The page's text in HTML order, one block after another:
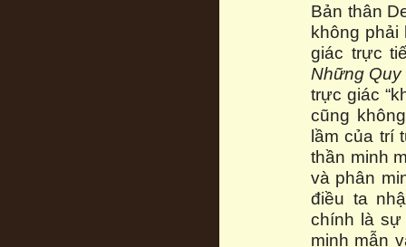
Bản thân
không phải
giác trực
Những
trực giác
cũng
lầm của trí
thần minh
và phân
điều ta
chính là sự
minh mẫn